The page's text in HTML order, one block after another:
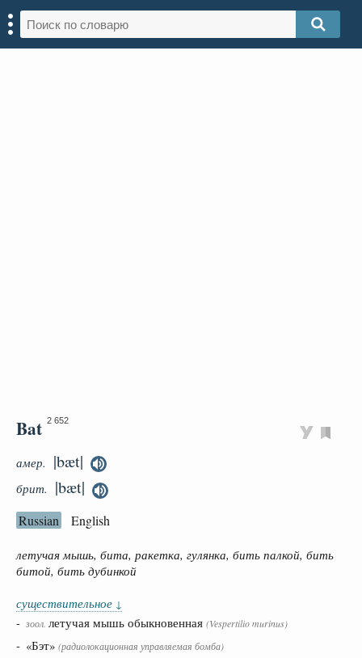
Bat 2 652
амер. |bæt|
брит. |bæt|
Russian English
летучая мышь, бита, ракетка, гулянка, бить палкой, бить
битой, бить дубинкой
существительное ↓
- зоол. летучая мышь обыкновенная (Vespertilio murinus)
- «Бэт» (радиолокационная управляемая бомба)